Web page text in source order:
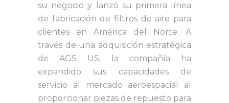
su negocio y lanzó su primera línea
de fabricación de filtros de aire para
clientes en América del Norte. A
través de una adquisición estratégica
de AGS US, la compañía ha
expandido sus capacidades de
servicio al mercado aeroespacial al
proporcionar piezas de repuesto para